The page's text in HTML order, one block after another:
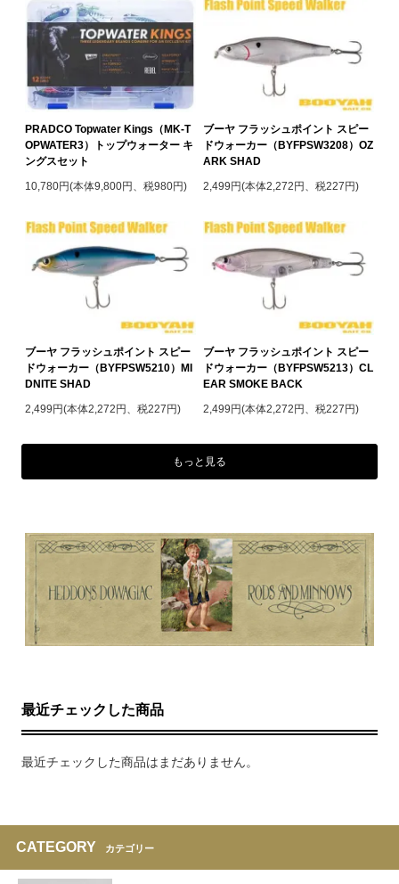
PRADCO Topwater Kings（MK-T
OPWATER3）トップウォーター キ
ングスセット
10,780円(本体9,800円、税980円)
ブーヤ フラッシュポイント スピー
ドウォーカー（BYFPSW3208）OZ
ARK SHAD
2,499円(本体2,272円、税227円)
ブーヤ フラッシュポイント スピー
ドウォーカー（BYFPSW5210）MI
DNITE SHAD
2,499円(本体2,272円、税227円)
ブーヤ フラッシュポイント スピー
ドウォーカー（BYFPSW5213）CL
EAR SMOKE BACK
2,499円(本体2,272円、税227円)
もっと見る
最近チェックした商品
最近チェックした商品はまだありません。
CATEGORY カテゴリー